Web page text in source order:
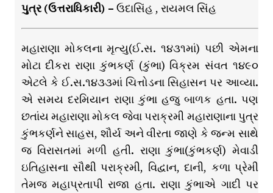
પુત્ર (ઉત્તરાધિકારી) – ઉદાસિંહ , રાયમલ સિંહ
મહારાણા મોકલના મૃત્યુ(ઈ.સ. ૧૪૩૧માં) પછી એમના
મોટા દીકરા રાણા કુંભકર્ણ (કુંભા) વિક્રમ સંવત ૧૪૯૦
એટલે કે ઈ.સ.૧૪૩૩માં ચિત્તોડના સિહાસન પર આવ્યા.
એ સમય દરમિયાન રાણા કુંભા હજુ બાળક હતા. પણ
છતાંય મહારાણા મોકલ જેવા પરાક્રમી મહારાણાના પુત્ર
કુંભકર્ણને સાહસ, શૌર્ય અને વીરતા જાણે કે જન્મ સાથે
જ વિરાસતમાં મળી હતી. રાણા કુંભા(કુંભકર્ણ) મેવાડી
ઇતિહાસના સૌથી પરાક્રમી, વિદ્વાન, દાની, કળા પ્રેમી
તેમજ મહાપ્રતાપી રાજા હતા. રાણા કુંભાએ ગાદી પર